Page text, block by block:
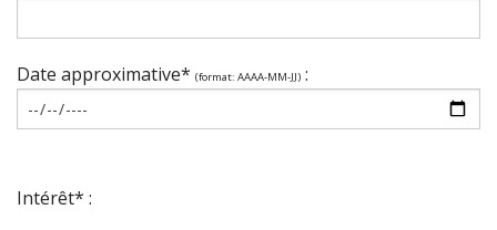
Date approximative* (format: AAAA-MM-JJ) :
Intérêt* :